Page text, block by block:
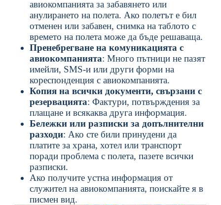
авиокомпанията за забавянето или
анулирането на полета. Ако полетът е бил
отменен или забавен, снимка на таблото с
времето на полета може да бъде решаваща.
Пренебрегване на комуникацията с
авиокомпанията: Много пътници не пазят
имейли, SMS-и или други форми на
кореспонденция с авиокомпанията.
Копия на всички документи, свързани с
резервацията: Фактури, потвърждения за
плащане и всякаква друга информация.
Бележки или разписки за допълнителни
разходи: Ако сте били принудени да
платите за храна, хотел или транспорт
поради проблема с полета, пазете всички
разписки.
Ако получите устна информация от
служител на авиокомпанията, поискайте я в
писмен вид.